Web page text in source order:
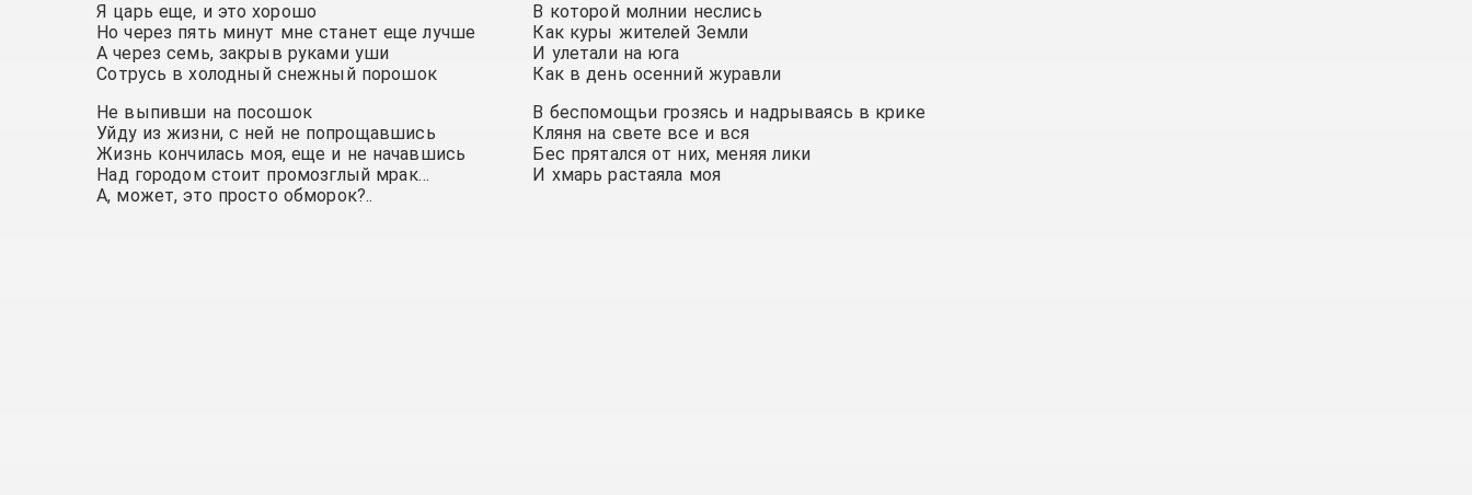
Я царь еще, и это хорошо
Но через пять минут мне станет еще лучше
А через семь, закрыв руками уши
Сотрусь в холодный снежный порошок
Не выпивши на посошок
Уйду из жизни, с ней не попрощавшись
Жизнь кончилась моя, еще и не начавшись
Над городом стоит промозглый мрак…
А, может, это просто обморок?..
В которой молнии неслись
Как куры жителей Земли
И улетали на юга
Как в день осенний журавли
В беспомощьи грозясь и надрываясь в крике
Кляня на свете все и вся
Бес прятался от них, меняя лики
И хмарь растаяла моя